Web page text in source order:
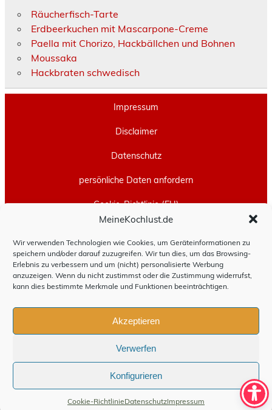
MeineKochlust.de
Wir verwenden Technologien wie Cookies, um Geräteinformationen zu
speichern und/oder darauf zuzugreifen. Wir tun dies, um das Browsing-
Erlebnis zu verbessern und um (nicht) personalisierte Werbung
anzuzeigen. Wenn du nicht zustimmst oder die Zustimmung widerrufst,
kann dies bestimmte Merkmale und Funktionen beeinträchtigen.
Akzeptieren
Verwerfen
Konfigurieren
Cookie-RichtlinieDatenschutzImpressum
Räucherfisch-Tarte
Erdbeerkuchen mit Mascarpone-Creme
Paella mit Chorizo, Hackbällchen und Bohnen
Moussaka
Hackbraten schwedisch
Impressum
Disclaimer
Datenschutz
persönliche Daten anfordern
Cookie-Richtlinie (EU)